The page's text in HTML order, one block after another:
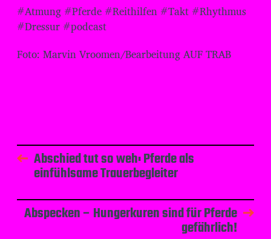
#Atmung #Pferde #Reithilfen #Takt #Rhythmus
#Dressur #podcast
Foto: Marvin Vroomen/Bearbeitung AUF TRAB
Abschied tut so weh: Pferde als
einfühlsame Trauerbegleiter
Abspecken – Hungerkuren sind für Pferde
gefährlich!